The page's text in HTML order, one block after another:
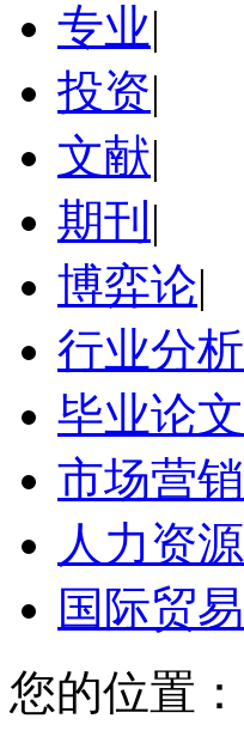
专业|
投资|
文献|
期刊 |
博弈论|
行业分析
毕业论文
市场营销
人力资源
国际贸易
您的位置：